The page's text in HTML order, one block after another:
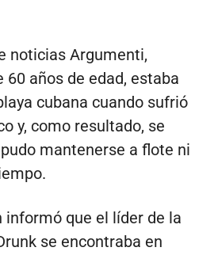
noticias Argumenti,
60 años de edad, estaba
cubana cuando sufrió
y, como resultado, se
mantenerse a flote ni
informó que el líder de la
se encontraba en